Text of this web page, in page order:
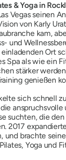
& Yoga in
Vegas seinen
von Karly
kam,
und
Ort
Spa als wie ein
stärker
genießen
sich schnell
suchten, die
2017
und brachte
Yoga und